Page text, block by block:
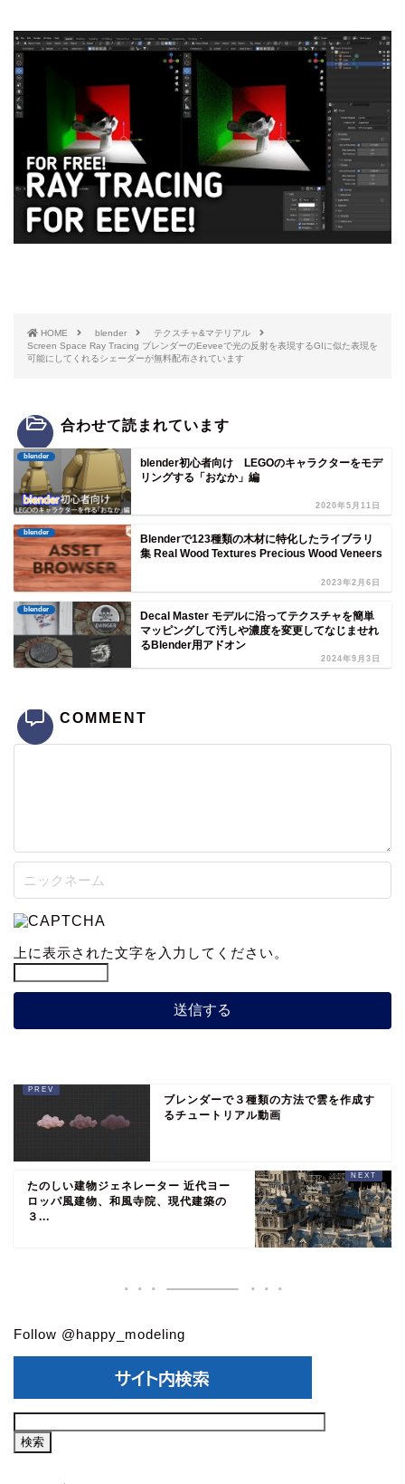
HOME blender
テクスチャ&マテリアル
Screen Space Ray Tracing ブレンダーのEeveeで光の反射を表現するGIに似た表現を
可能にしてくれるシェーダーが無料配布されています
合わせて読まれています
blender
blender初心者向け LEGOのキャラクターをモデ
リングする「おなか」編
2020年5月11日
blender
Blenderで123種類の木材に特化したライブラリ
集 Real Wood Textures Precious Wood Veneers
2023年2月6日
blender
Decal Master モデルに沿ってテクスチャを簡単
マッピングして汚しや濃度を変更してなじませれ
るBlender用アドオン
2024年9月3日
COMMENT
上に表示された文字を入力してください。
ブレンダーで３種類の方法で雲を作成す
るチュートリアル動画
たのしい建物ジェネレーター 近代ヨー
ロッパ風建物、和風寺院、現代建築の
３...
Follow @happy_modeling